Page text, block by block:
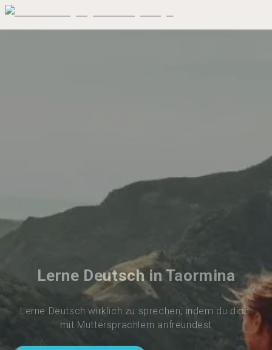
Lerne Deutsch in Taormina
Lerne Deutsch wirklich zu sprechen, indem du dich
mit Muttersprachlern anfreundest